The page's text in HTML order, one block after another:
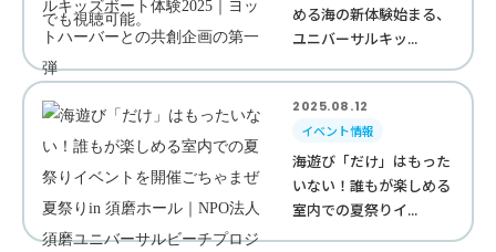
める海の新体験始まる、
ユニバーサルキッ...
2025.08.12
イベント情報
海遊び「だけ」はもった
いない！誰もが楽しめる
室内での夏祭りイ...